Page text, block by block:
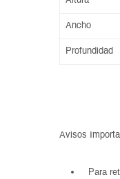
Ancho
Profundidad
Avisos
Para